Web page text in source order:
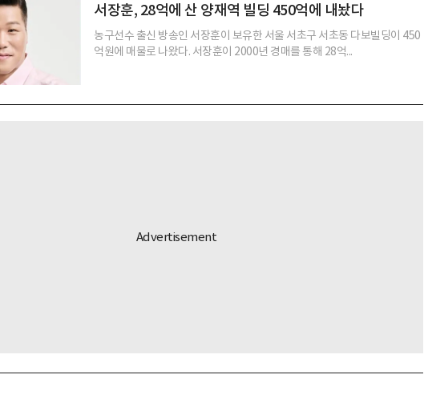
서장훈, 28억에 산 양재역 빌딩 450억에 내놨다
농구선수 출신 방송인 서장훈이 보유한 서울 서초구 서초동 다보빌딩이 450
억원에 매물로 나왔다. 서장훈이 2000년 경매를 통해 28억...